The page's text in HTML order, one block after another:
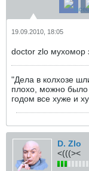
19.09.2010, 18:05
doctor zlo мухомор
"Дела в колхозе
плохо, можно
годом все хуже и
D. Zlo
<(((><